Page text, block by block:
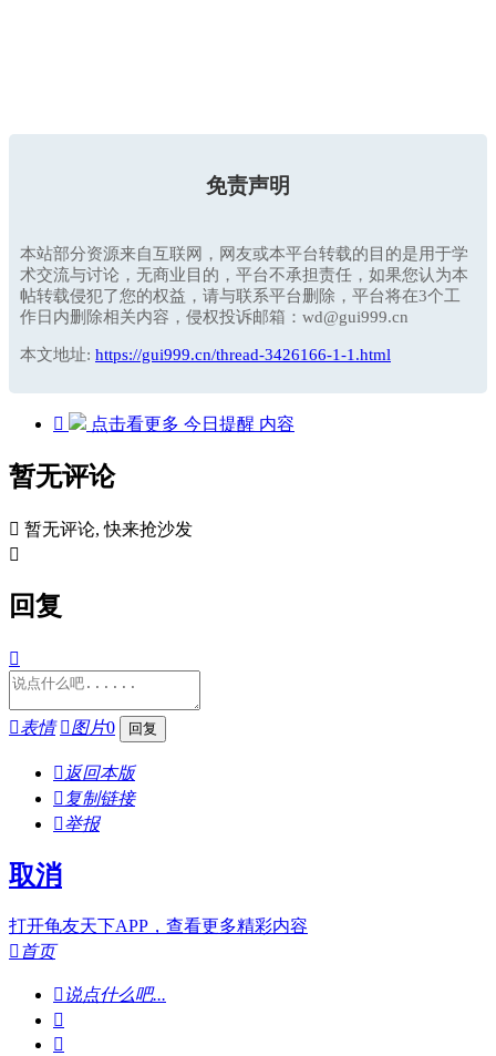
免责声明
本站部分资源来自互联网，网友或本平台转载的目的是用于学
术交流与讨论，无商业目的，平台不承担责任，如果您认为本
帖转载侵犯了您的权益，请与联系平台删除，平台将在3个工
作日内删除相关内容，侵权投诉邮箱：wd@gui999.cn
本文地址: https://gui999.cn/thread-3426166-1-1.html
 点击看更多 今日提醒 内容
暂无评论
 暂无评论, 快来抢沙发

回复

表情 图片0
 返回本版
 复制链接
举报
取消
打开龟友天下APP，查看更多精彩内容
 首页
说点什么吧...

